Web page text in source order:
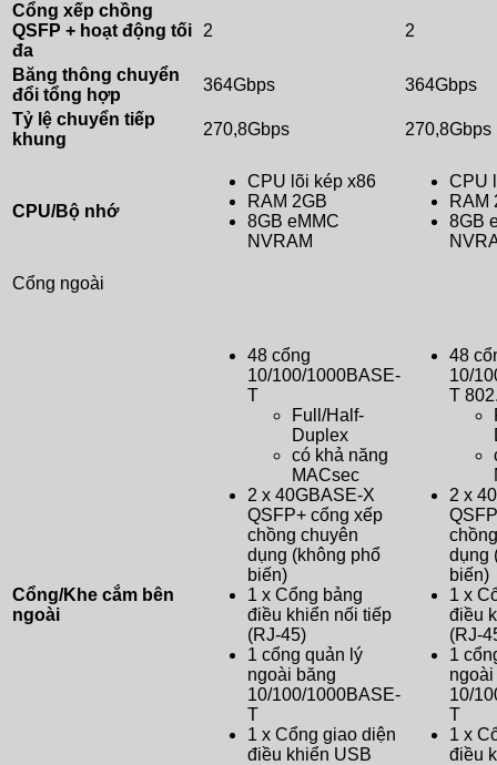
Cổng xếp chồng
QSFP + hoạt động tối
đa
2 2
Băng thông chuyển
đổi tổng hợp
364Gbps
364Gbps
Tỷ lệ chuyển tiếp
khung
270,8Gbps 270,8Gbps
CPU/Bộ nhớ
CPU lõi kép x86
RAM 2GB
8GB eMMC
NVRAM
CPU
RAM
8GB
Cổng ngoài
Cổng/Khe cắm bên
ngoài
48 cổng
10/100/1000BASE-
T
Full/Half-
Duplex
có khả năng
MACsec
2 x 40GBASE-X
QSFP+ cổng xếp
chồng chuyên
dụng (không phổ
biến)
1 x Cổng bảng
điều khiển nối tiếp
(RJ-45)
1 cổng quản lý
ngoài băng
10/100/1000BASE-
T
1 x Cổng giao diện
điều khiển USB
48
10/
T
2 x
dụng
biến)
1 x
điều
(RJ-
1
10/
T
1 x
điều